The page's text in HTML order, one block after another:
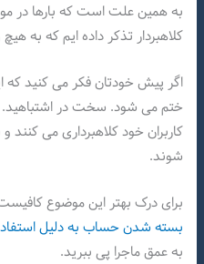
به همین علت است که بارها در
کلاهبردار تذکر داده ایم که به
اگر پیش خودتان فکر می کنید که
ختم می شود. سخت در اشتباهید.
کاربران خود کلاهبرداری می
شوند.
برای درک بهتر این موضوع
بسته شدن حساب به دلیل
به عمق ماجرا پی ببرید.